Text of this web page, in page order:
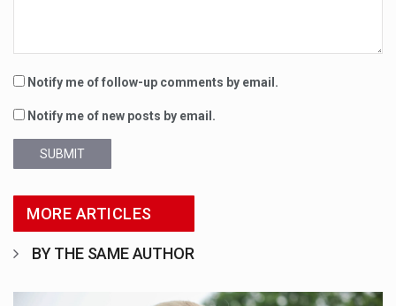
Notify me of follow-up comments by email.
Notify me of new posts by email.
SUBMIT
MORE ARTICLES
BY THE SAME AUTHOR